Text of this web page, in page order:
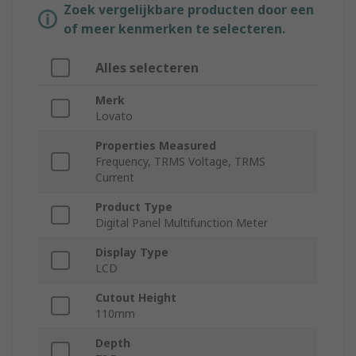
Zoek vergelijkbare producten door een
of meer kenmerken te selecteren.
Alles selecteren
Merk
Lovato
Properties Measured
Frequency, TRMS Voltage, TRMS
Current
Product Type
Digital Panel Multifunction Meter
Display Type
LCD
Cutout Height
110mm
Depth